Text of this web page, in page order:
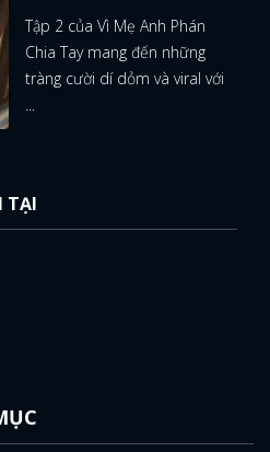
Tập 2 của Vì Mẹ Anh Phán
Chia Tay mang đến những
tràng cười dí dỏm và viral với
TẠI